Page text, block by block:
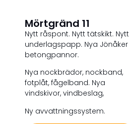
Mörtgränd 11
Nytt råspont. Nytt tätskikt. Nytt
underlagspapp. Nya Jönåker
betongpannor.
Nya nockbrädor, nockband,
fotplåt, fågelband. Nya
vindskivor, vindbeslag,
Ny avvattningssystem.